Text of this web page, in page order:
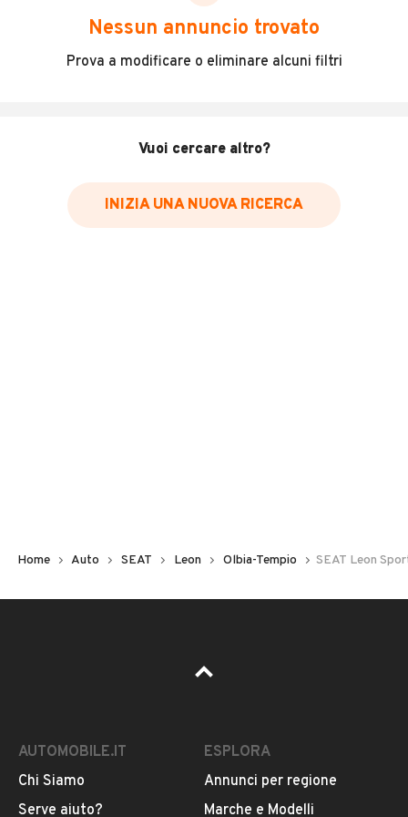
scegliere in modo trasparente e sicuro, come:
Incidenti in cui è stato coinvolto il veicolo
Data e luogo delle revisioni effettuate
Inserisci il numero di targa per verificare la disponibilità
Pubblicità
Nessun annuncio trovato
Prova a modificare o eliminare alcuni filtri
Vuoi cercare altro?
INIZIA UNA NUOVA RICERCA
Home Auto SEAT Leon Olbia-Tempio SEAT Leon
AUTOMOBILE.IT
Chi Siamo
Serve aiuto?
ESPLORA
Annunci per regione
Marche e Modelli